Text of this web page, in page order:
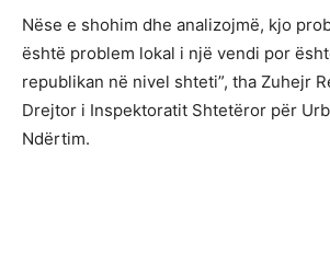
Nëse e shohim dhe analizojmë, kjo
është problem lokal i një vendi por
republikan në nivel shteti”, tha Zuhejr
Drejtor i Inspektoratit Shtetëror për
Ndërtim.